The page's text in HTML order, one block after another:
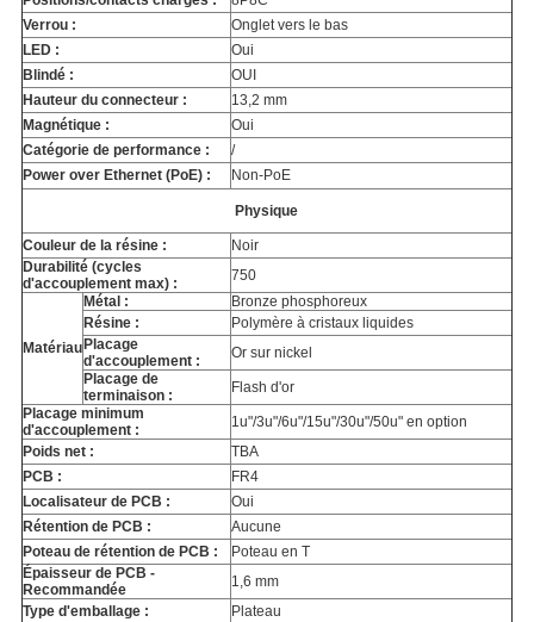
Verrou :
Onglet vers le bas
LED :
Oui
Blindé :
OUI
Hauteur du connecteur :
13,2 mm
Magnétique :
Oui
Catégorie de performance :
/
Power over Ethernet (PoE) :
Non-PoE
Physique
Couleur de la résine :
Noir
Durabilité (cycles
d'accouplement max) :
750
Matériau
Métal :
Bronze phosphoreux
Résine :
Polymère à cristaux liquides
Placage
d'accouplement :
Or sur nickel
Placage de
terminaison :
Flash d'or
Placage minimum
d'accouplement :
1u"/3u"/6u"/15u"/30u"/50u" en option
Poids net :
TBA
PCB :
FR4
Localisateur de PCB :
Oui
Rétention de PCB :
Aucune
Poteau de rétention de PCB :
Poteau en T
Épaisseur de PCB -
Recommandée
1,6 mm
Type d'emballage :
Plateau